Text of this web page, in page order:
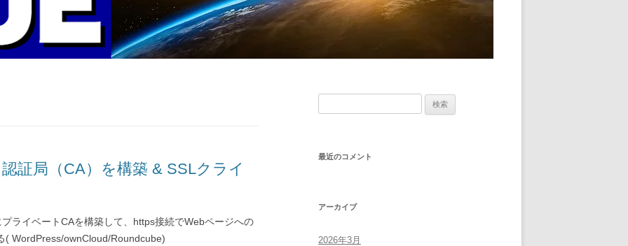
証局（CA）を構築 & SSLクライ
ライベートCAを構築して、https接続でWebページへの
( WordPress/ownCloud/Roundcube)
最近のコメント
アーカイブ
2026年3月